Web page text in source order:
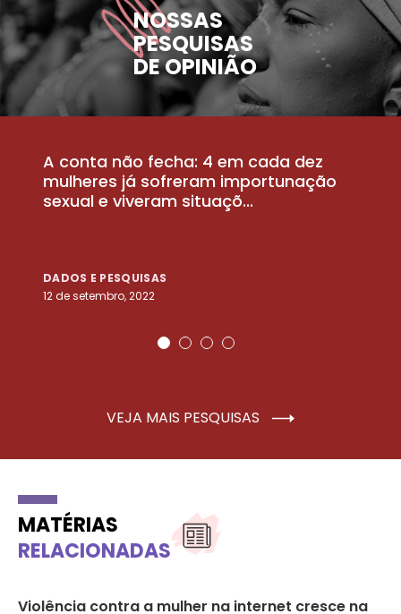
NOSSAS
PESQUISAS
DE OPINIÃO
A conta não fecha: 4 em cada dez
mulheres já sofreram importunação
sexual e viveram situaçõ...
DADOS E PESQUISAS
12 de setembro, 2022
VEJA MAIS PESQUISAS
MATÉRIAS
RELACIONADAS
Violência contra a mulher na internet cresce na